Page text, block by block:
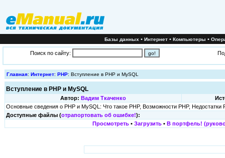
Базы данных•Интернет•Компьютеры•
Поиск по сайту:
Главная: Интернет: PHP: Вступление в PHP и MySQL
Вступление в PHP и MySQL
Автор: Вадим Ткаченко
Основные сведения о PHP и MySQL: Что такое PHP, Возможности PHP, Недостатки
Доступные файлы (отрапортовать об ошибке!):
Просмотреть • Загрузить • В портфель!